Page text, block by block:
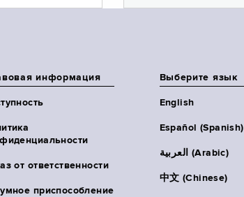
информация
от ответственности
приспособление
Выберите язык
English
Español (Spanish)
العربية (Arabic)
中文 (Chinese)